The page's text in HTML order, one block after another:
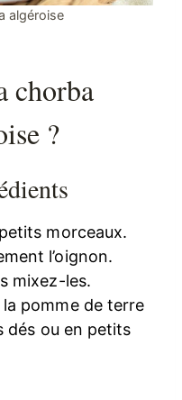
algéroise
chorba
?
morceaux.
l’oignon.
mixez-les.
pomme de terre
dés ou en petits